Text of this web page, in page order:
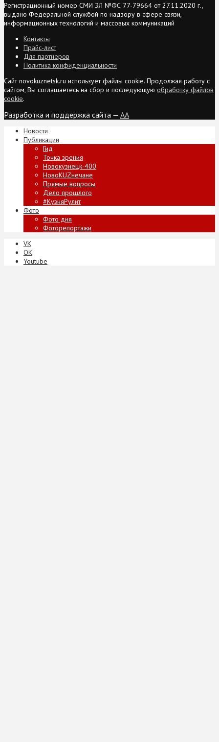
Регистрационный номер СМИ ЭЛ №ФС 77-79664 от 27.11.2020 г.,
выдано Федеральной службой по надзору в сфере связи,
информационных технологий и массовых коммуникаций
Контакты
Прайс-лист
Для партнеров
Политика конфиденциальности
Сайт novokuznetsk.ru использует файлы cookie. Продолжая работу с
сайтом, Вы соглашаетесь на сбор и последующую обработку файлов
cookie.
Разработка и поддержка сайта — AA
Новости
Публикации
Гид
Точка зрения
Новокузнецк-400
НовоKUZнечане
Прямые вопросы
Дело прошлого
#КузняРулит
Фото
Фото дня
Фоторепортажи
VK
ОК
Youtube